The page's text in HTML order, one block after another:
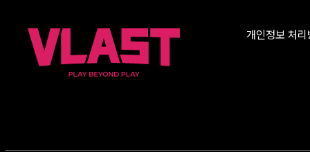
개인정보 처리